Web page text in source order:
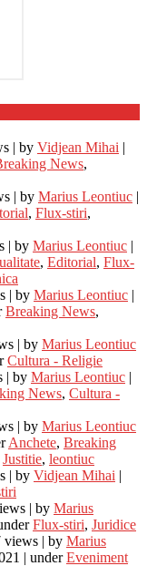
| by Vidjean Mihai |
News,
| by Marius Leontiuc |
, Flux-stiri,
| by Marius Leontiuc |
, Editorial, Flux-
| by Marius Leontiuc |
Breaking News,
| by Marius Leontiuc
Cultura - Religie
| by Marius Leontiuc |
News, Cultura -
| by Marius Leontiuc
Anchete, Breaking
Justitie, leontiuc
| by Vidjean Mihai |
| by Marius
Flux-stiri, Juridice
views | by Marius
| underEveniment